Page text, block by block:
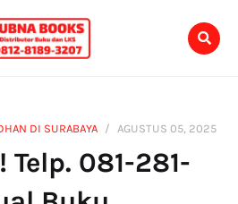
DI SURABAYA AGUSTUS 05, 2025
081-281-